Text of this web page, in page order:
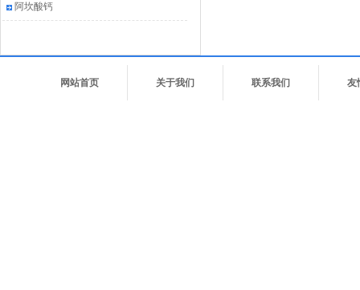
阿坎酸钙
网站首页 关于我们 联系我们 友